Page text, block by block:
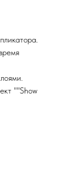
""Show